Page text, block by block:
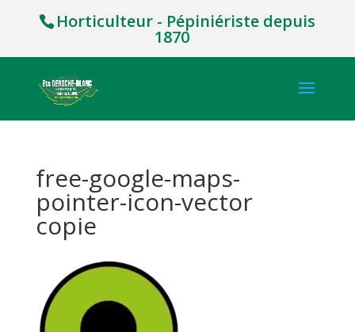
Horticulteur - Pépiniériste depuis
1870
free-google-maps-
pointer-icon-vector
copie